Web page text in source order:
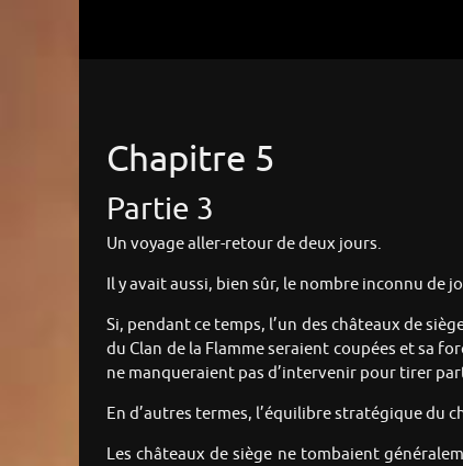
Chapitre 5
Partie 3
Un voyage aller-retour de deux jours.
Il y avait aussi, bien sûr, le nombre inconnu de
Si, pendant ce temps, l’un des châteaux de
du Clan de la Flamme seraient coupées et sa
ne manqueraient pas d’intervenir pour tirer
En d’autres termes, l’équilibre stratégique du
Les châteaux de siège ne tombaient